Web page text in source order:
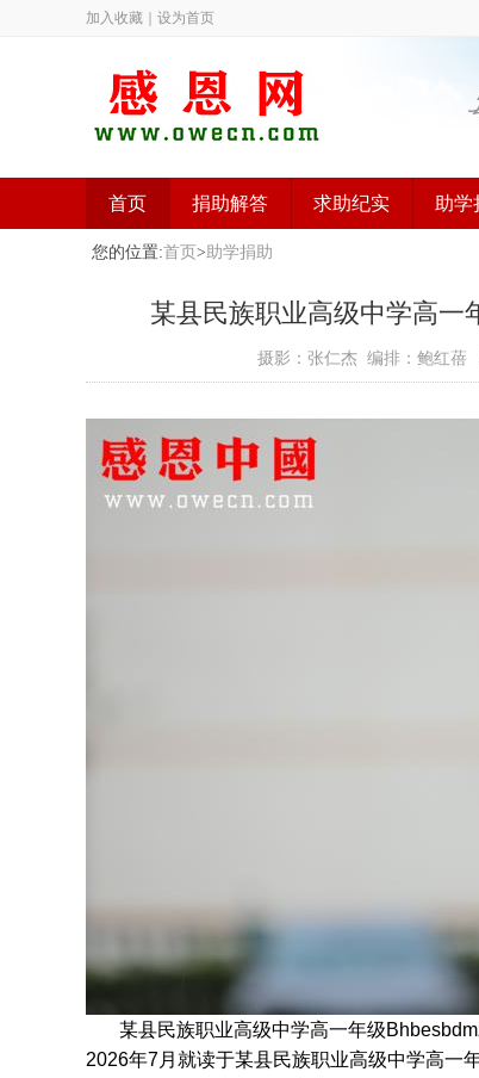
加入收藏 设为首页
首页 捐助解答 求助纪实 助学
您的位置:首页 >助学捐助
某县民族职业高级中学高一
摄影：张仁杰 编排：鲍红蓓
某县民族职业高级中学高一年级
2026年7月 就读于某县民族职业高级中学高一